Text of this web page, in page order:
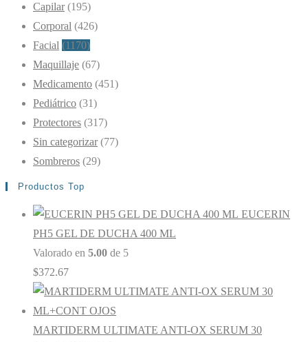
Capilar (195)
Corporal (426)
Facial (1170)
Maquillaje (67)
Medicamento (451)
Pediátrico (31)
Protectores (317)
Sin categorizar (77)
Sombreros (29)
Productos Top
EUCERIN
PH5 GEL DE DUCHA 400 ML
Valorado en 5.00 de 5
$372.67
MARTIDERM ULTIMATE ANTI-OX SERUM 30